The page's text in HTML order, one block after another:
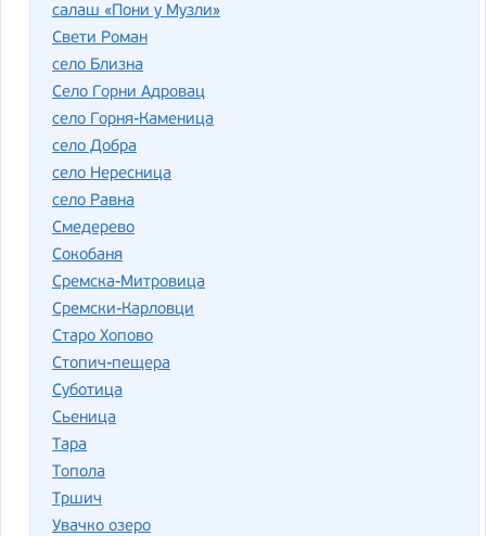
салаш «Пони у Музли»
Свети Роман
село Близна
Село Горни Адровац
село Горня-Каменица
село Добра
село Нересница
село Равна
Смедерево
Сокобаня
Сремска-Митровица
Сремски-Карловци
Старо Хопово
Стопич-пещера
Суботица
Сьеница
Тара
Топола
Тршич
Увачко озеро